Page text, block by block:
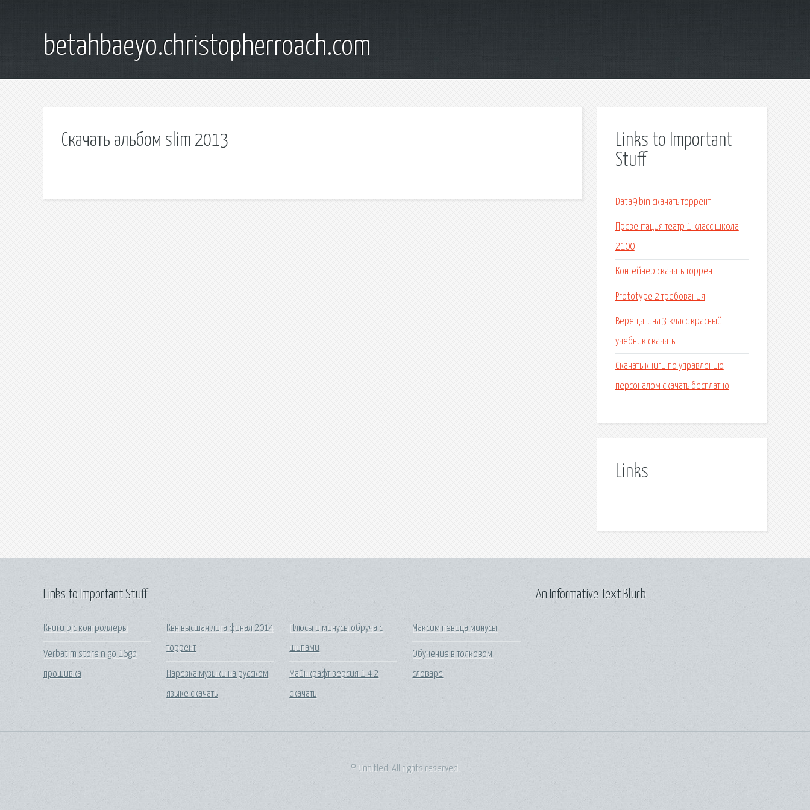
betahbaeyo.christopherroach.com
Скачать альбом slim 2013
Links to Important
Stuff
Data9 bin скачать торрент
Презентация театр 1 класс школа
2100
Контейнер скачать торрент
Prototype 2 требования
Верещагина 3 класс красный
учебник скачать
Скачать книги по управлению
персоналом скачать бесплатно
Links
Links to Important Stuff
Книги pic контроллеры
Verbatim store n go 16gb
прошивка
Квн высшая лига финал 2014
торрент
Нарезка музыки на русском
языке скачать
Плюсы и минусы обруча с
шипами
Майнкрафт версия 1 4 2
скачать
Максим певица минусы
Обучение в толковом
словаре
An Informative Text Blurb
© Untitled. All rights reserved.